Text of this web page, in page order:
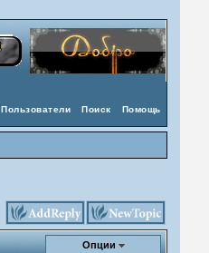
Помощь
Поиск
Пользователи
Опции